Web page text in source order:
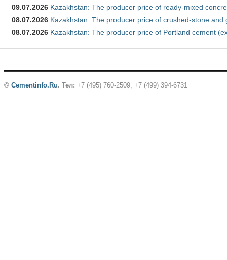
09.07.2026 Kazakhstan: The producer price of ready-mixed
08.07.2026 Kazakhstan: The producer price of crushed-stone and
08.07.2026 Kazakhstan: The producer price of Portland cement
© Cementinfo.Ru. Тел: +7 (495) 760-2509, +7 (499) 394-6731